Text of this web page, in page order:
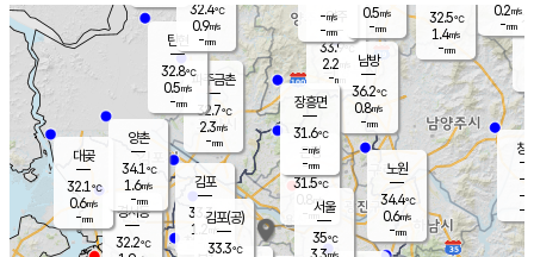
양주
33.9℃
2.2
-mm
경서동
32.2℃
파주금촌
32.7℃
2.3m/s
-mm
32.5℃
1.4m/s
-mm
대곶
32.1℃
0.6m/s
-mm
창
-
-m/
-
탄현
32.8℃
0.5m/s
-mm
0.2m/s
-mm
김포
33.3℃
1.2 m/s
mm
양촌
34.1℃
1.6m/s
-mm
은평
31.5℃
0.8 m/s
- mm
노원
34.4℃
0.6m/s
-mm
남방
36.2℃
0.8m/s
-mm
장흥면
31.6℃
-m/s
-mm
-m/s
-mm
김포(공)
33.3℃
서울
35℃
m/s
32.4℃
0.9m/s
-mm
0.5m/s
-mm